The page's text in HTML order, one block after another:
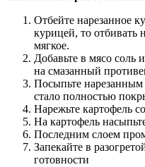
Отбейте нарезанное
курицей, то отбивать
мягкое.
Добавьте в мясо соль
на смазанный
Посыпьте
стало полностью
Нарежьте картофель
На картофель
Последним слоем
Запекайте в
готовности